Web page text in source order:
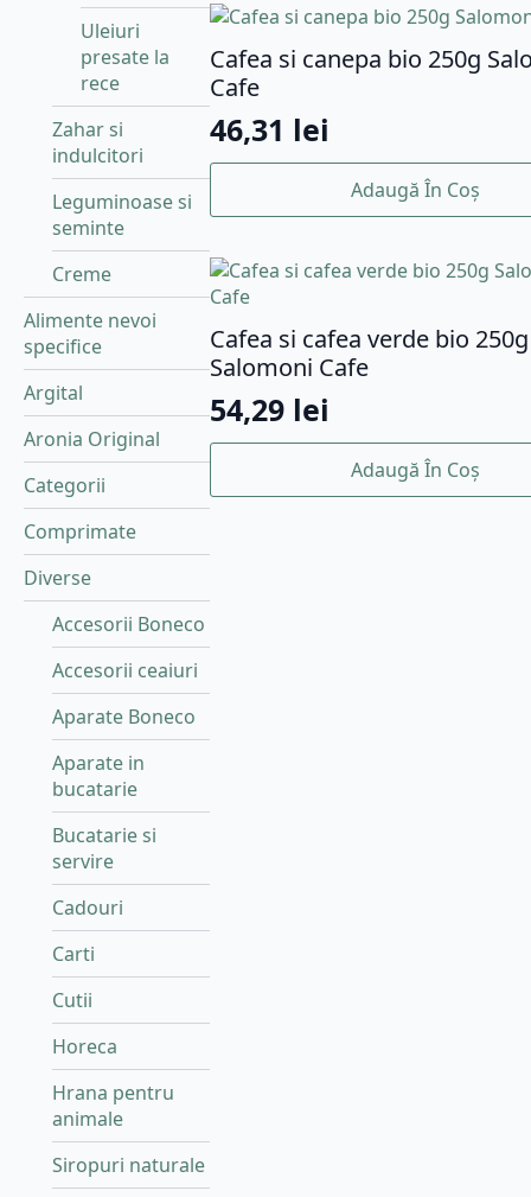
Uleiuri
presate la
rece
Zahar si
indulcitori
Leguminoase si
seminte
Creme
Alimente nevoi
specifice
Argital
Aronia Original
Categorii
Comprimate
Diverse
Accesorii Boneco
Accesorii ceaiuri
Aparate Boneco
Aparate in
bucatarie
Bucatarie si
servire
Cadouri
Carti
Cutii
Horeca
Hrana pentru
animale
Siropuri naturale
Cafea si canepa bio 250g
Cafe
46,31 lei
Adaugă În Coș
Cafea si cafea verde bio 250g
Salomoni Cafe
54,29 lei
Adaugă În Coș